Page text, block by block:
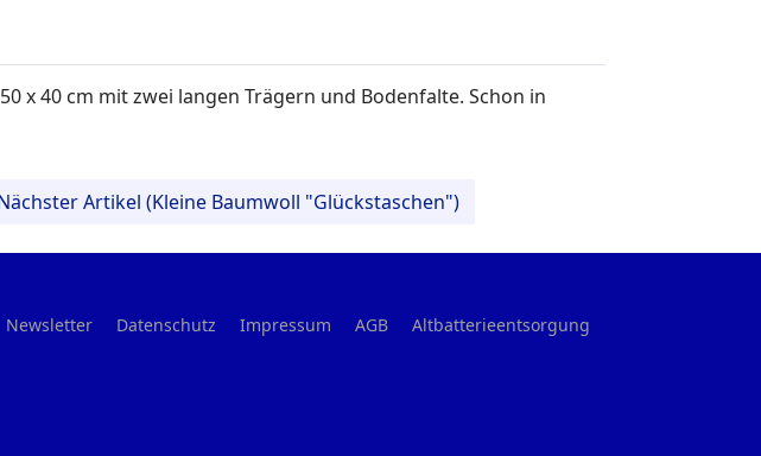
x 40 cm mit zwei langen Trägern und Bodenfalte. Schon in
Artikel (Kleine Baumwoll "Glückstaschen")
Newsletter Datenschutz Impressum AGB Altbatterieentsorgung